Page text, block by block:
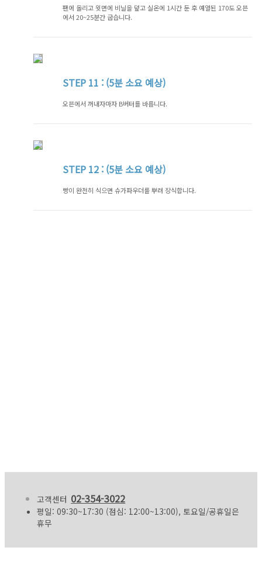
팬에 올리고 윗면에 비닐을 덮고 실온에 1시간 둔 후 예열된 170도 오븐
에서 20~25분간 굽습니다.
STEP11 : (5분 소요 예상)
오븐에서 꺼내자마자 B버터를 바릅니다.
STEP12 : (5분 소요 예상)
빵이 완전히 식으면 슈가파우더를 뿌려 장식합니다.
고객센터 02-354-3022
평일: 09:30~17:30 (점심: 12:00~13:00), 토요일/공휴일은
휴무